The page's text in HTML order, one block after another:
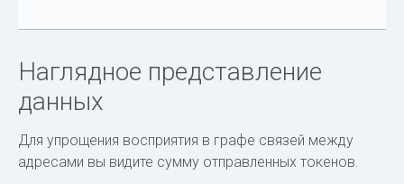
Наглядное представление
данных
Для упрощения восприятия в графе связей между
адресами вы видите сумму отправленных токенов.